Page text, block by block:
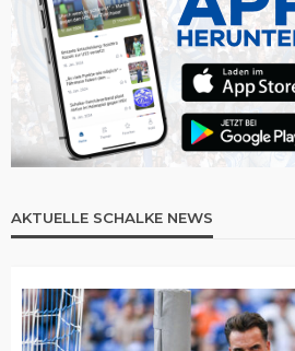
AKTUELLE SCHALKE NEWS